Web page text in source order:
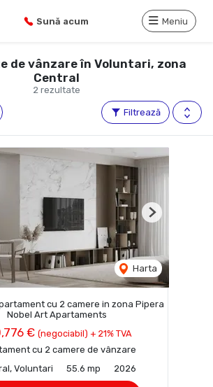
Sună acum Meniu
2 rezultate
de vânzare în Voluntari, zona
Central
Filtrează
Harta
Next
cu 2 camere in zona Pipera
Nobel Art Apartaments
€ (negociabil) + 21% TVA
cu 2 camere de vânzare
Voluntari
55.6 mp 2026